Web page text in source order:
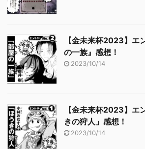
【金未来杯2023】エ
の一族』感想！
2023/10/14
【金未来杯2023】エ
きの狩人」感想！
2023/10/14